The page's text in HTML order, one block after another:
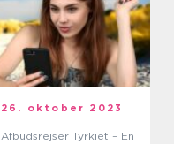
26. oktober 2023
Afbudsrejser Tyrkiet – En